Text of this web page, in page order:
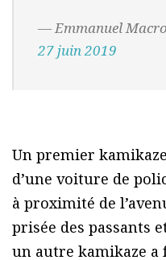
— Emmanuel
27 juin 2019
Un premier
d’une voiture de
à proximité de
prisée des passants
un autre kamikaze a